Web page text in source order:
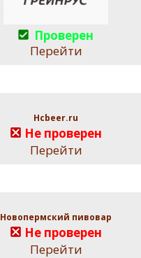
Проверен
Перейти
Hcbeer.ru
Не проверен
Перейти
Новопермский пивовар
Не проверен
Перейти